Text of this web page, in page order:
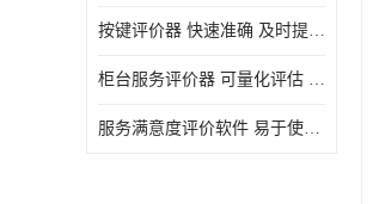
按键评价器 快速准确 及时提供反馈
柜台服务评价器 可量化评估 及时提供反馈
服务满意度评价软件 易于使用 及时提供反馈